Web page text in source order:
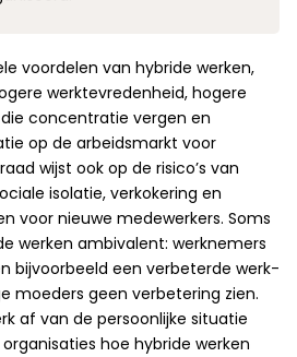
voordelen van hybride werken,
werktevredenheid, hogere
concentratie vergen en
op de arbeidsmarkt voor
wijst ook op de risico’s van
isolatie, verkokering en
voor nieuwe medewerkers. Soms
werken ambivalent: werknemers
bijvoorbeeld een verbeterde werk-
moeders geen verbetering zien.
af van de persoonlijke situatie
hoe hybride werken